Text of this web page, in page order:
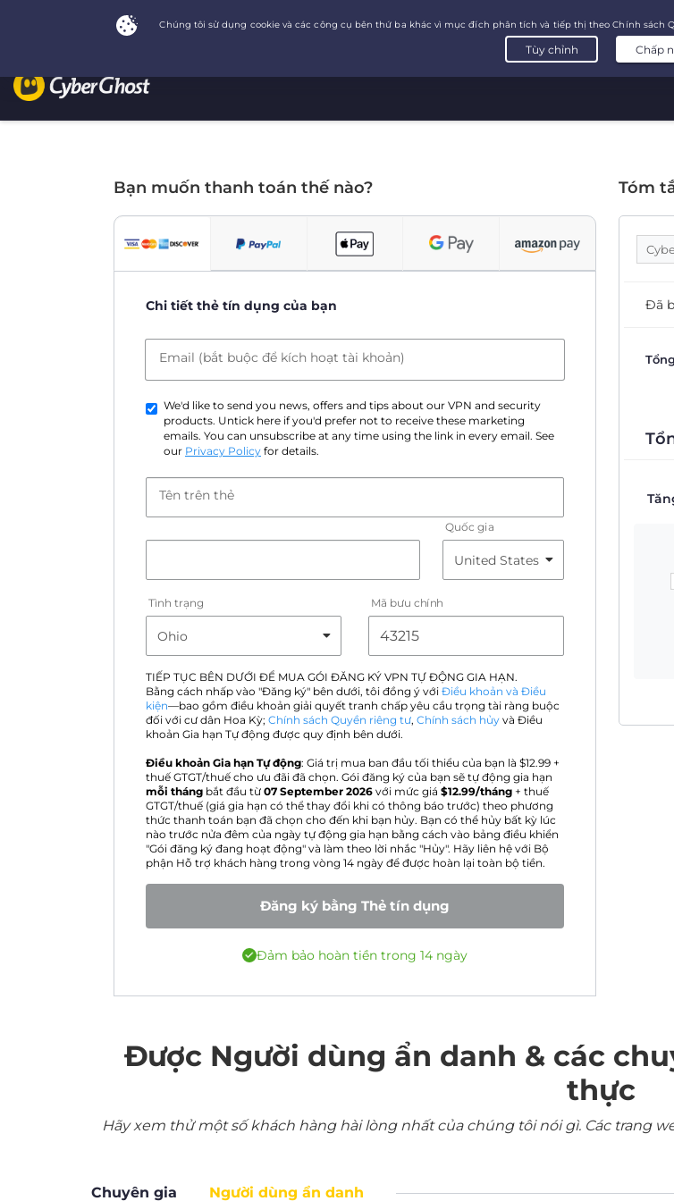
Bạn muốn thanh toán thế nào?
Chi tiết thẻ tín dụng của bạn
Email (bắt buộc để kích hoạt tài khoản)
We'd like to send you news, offers and tips about our VPN and security
products. Untick here if you'd prefer not to receive these marketing
emails. You can unsubscribe at any time using the link in every email. See
our Privacy Policy for details.
Tên trên thẻ
Quốc gia
Tình trạng Mã bưu chính
TIẾP TỤC BÊN DƯỚI ĐỂ MUA GÓI ĐĂNG KÝ VPN TỰ ĐỘNG GIA HẠN.
Bằng cách nhấp vào "Đăng ký" bên dưới, tôi đồng ý với Điều khoản và Điều
kiện—bao gồm điều khoản giải quyết tranh chấp yêu cầu trọng tài ràng buộc
đối với cư dân Hoa Kỳ; Chính sách Quyền riêng tư, Chính sách hủy và Điều
khoản Gia hạn Tự động được quy định bên dưới.
Điều khoản Gia hạn Tự động: Giá trị mua ban đầu tối thiểu của bạn là $12.99 +
thuế GTGT/thuế cho ưu đãi đã chọn. Gói đăng ký của bạn sẽ tự động gia hạn
mỗi tháng bắt đầu từ 07 September 2026 với mức giá $12.99/tháng + thuế
GTGT/thuế (giá gia hạn có thể thay đổi khi có thông báo trước) theo phương
thức thanh toán bạn đã chọn cho đến khi bạn hủy. Bạn có thể hủy bất kỳ lúc
nào trước nửa đêm của ngày tự động gia hạn bằng cách vào bảng điều khiển
"Gói đăng ký đang hoạt động" và làm theo lời nhắc "Hủy". Hãy liên hệ với Bộ
phận Hỗ trợ khách hàng trong vòng 14 ngày để được hoàn lại toàn bộ tiền.
Đăng ký bằng Thẻ tín dụng
Đảm bảo hoàn tiền trong 14 ngày
Tóm
Đã
Tổng
Được Người dùng ẩn danh & các
thực
Hãy xem thử một số khách hàng hài lòng nhất của chúng tôi nói gì. Các trang
Chuyên gia Người dùng ẩn danh